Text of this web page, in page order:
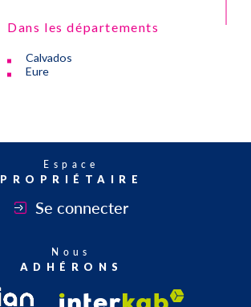
Dans les départements
Calvados
Eure
Espace
PROPRIÉTAIRE
Se connecter
Nous
ADHÉRONS